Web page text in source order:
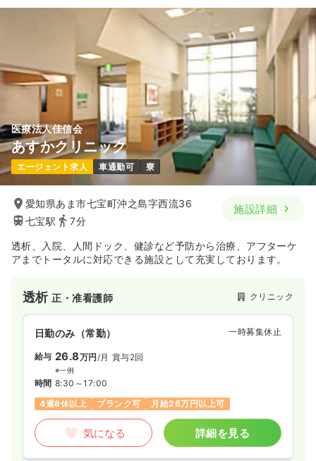
医療法人佳信会
あすかクリニック
エージェント求人 車通勤可 寮
愛知県あま市七宝町沖之島字西流36
七宝駅
7分
施設詳細
透析、入院、人間ドック、健診など予防から治療、アフターケ
アまでトータルに対応できる施設として充実しております。
透析正・准看護師 クリニック
日勤のみ（常勤） 一時募集休止
給与 26.8万円 /月 賞与2回
※一例
時間 8:30～17:00
4週8休以上
ブランク可 月給26万円以上可
気になる 詳細を見る